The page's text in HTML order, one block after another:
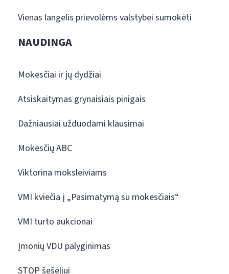
Vienas langelis prievolėms valstybei sumokėti
NAUDINGA
Mokesčiai ir jų dydžiai
Atsiskaitymas grynaisiais pinigais
Dažniausiai užduodami klausimai
Mokesčių ABC
Viktorina moksleiviams
VMI kviečia į „Pasimatymą su mokesčiais“
VMI turto aukcionai
Įmonių VDU palyginimas
STOP šešėliui